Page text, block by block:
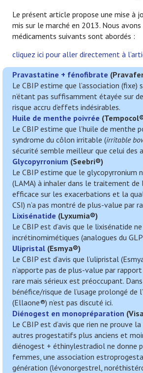
Le présent article propose une mise à
mis sur le marché en 2013. Nous
médicaments suivants sont abordés :
cliquez ici pour aller directement à
Pravastatine + fénofibrate (
Le CBIP estime que l’association
n’étant pas suffisamment étayée sur
risque accru d’effets indésirables.
Huile de menthe poivrée (Tempocol
Le CBIP estime que l’huile de
syndrome du côlon irritable (irritable
sécurité semble meilleur que celui des
Glycopyrronium (Seebri®)
Le CBIP estime que le glycopyrronium
(LAMA) à inhaler dans le traitement de
efficace sur les exacerbations et la
CSI) n’a pas montré de plus-value par
Lixisénatide (Lyxumia®)
Le CBIP est d’avis que le lixisénatide
incrétinomimétiques (analogues du
Ulipristal (Esmya®)
Le CBIP est d’avis que l’ulipristal
n’apporte pas de plus-value par
rare mais sérieux est préoccupant.
bénéfice/risque de l’usage prolongé de
(Ellaone®) n’est pas discuté ici.
Diénogest en monopréparation (
Le CBIP est d’avis que rien ne prouve
autres progestatifs plus anciens et
diénogest + éthinylestradiol ne donne
femmes, une association
génération (lévonorgestrel,